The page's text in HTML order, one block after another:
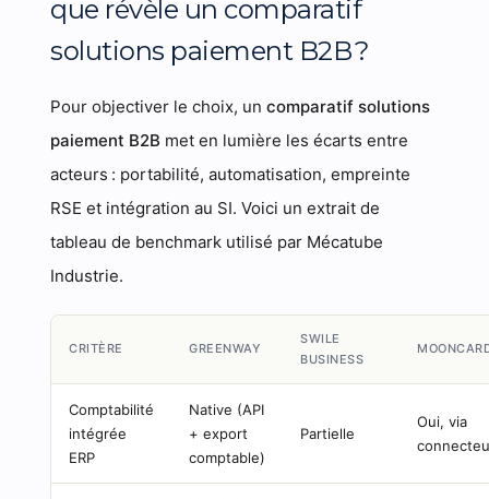
que révèle un comparatif
solutions paiement B2B ?
Pour objectiver le choix, uncomparatif solutions
paiement B2B met en lumière les écarts entre
acteurs : portabilité, automatisation, empreinte
RSE et intégration au SI. Voici un extrait de
tableau de benchmark utilisé par Mécatube
Industrie.
CRITÈRE GREENWAY
SWILE
BUSINESS
Comptabilité
intégrée
ERP
Native (API
+ export
comptable)
Partielle
Oui, via